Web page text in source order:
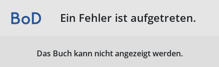
Ein Fehler ist aufgetreten.
Das Buch kann nicht angezeigt werden.